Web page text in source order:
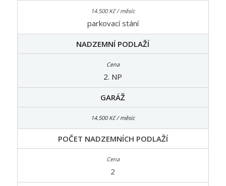
parkovací stání
NADZEMNÍ PODLAŽÍ
2. NP
GARÁŽ
POČET NADZEMNÍCH PODLAŽÍ
2